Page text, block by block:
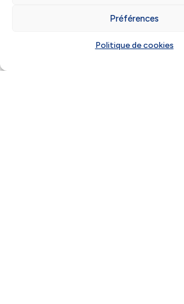
Préférences
Politique de cookies
Intérêt légal 2026 :